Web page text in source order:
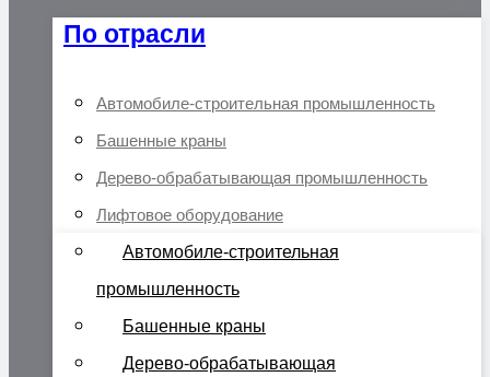
По отрасли
Автомобиле-строительная промышленность
Башенные краны
Дерево-обрабатывающая промышленность
Лифтовое оборудование
Автомобиле-строительная
промышленность
Башенные краны
Дерево-обрабатывающая